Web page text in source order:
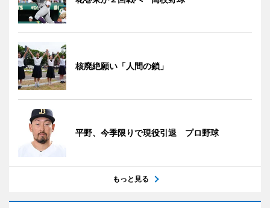
核廃絶願い「人間の鎖」
平野、今季限りで現役引退 プロ野球
もっと見る